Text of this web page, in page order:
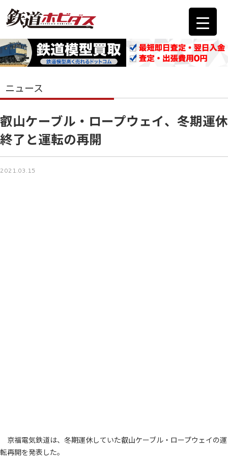
ニュース
叡山ケーブル・ロープウェイ、冬期運休
終了と運転の再開
2021.03.15
京福電気鉄道は、冬期運休していた叡山ケーブル・ロープウェイの運
転再開を発表した。